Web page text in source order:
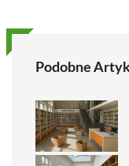
Podobne